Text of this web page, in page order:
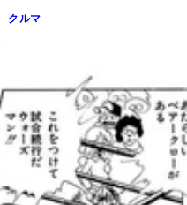
クルマ